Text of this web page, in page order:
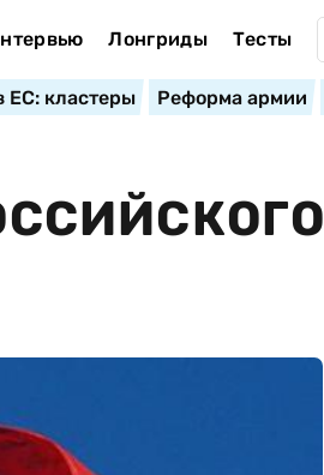
Лонгриды Тесты
ЕС: кластеры Реформа армии